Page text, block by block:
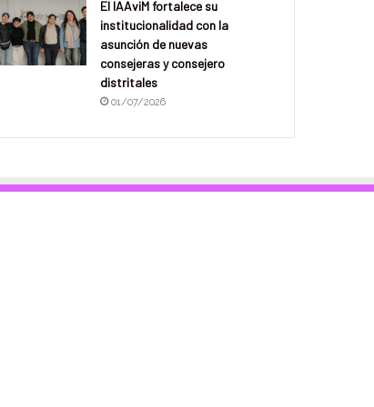
El IAAviM fortalece su
institucionalidad con la
asunción de nuevas
consejeras y consejero
distritales
01/07/2026